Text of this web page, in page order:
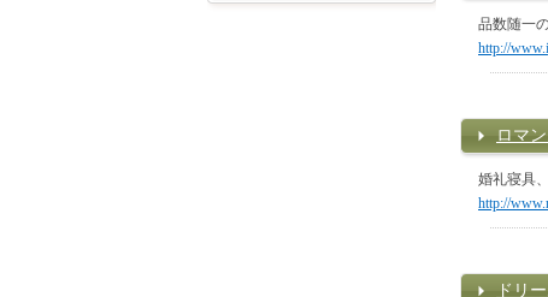
品数随一
http://
ロマ
婚礼寝具
http://
ドリ